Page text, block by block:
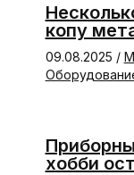
копу
09.08.2025 /
хобби